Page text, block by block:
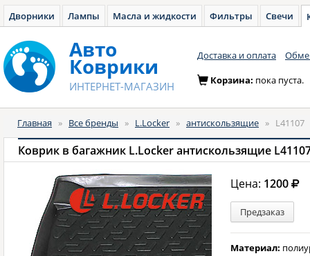
Дворники Лампы Масла и жидкости Фильтры Свечи
Авто
Коврики
ИНТЕРНЕТ-МАГАЗИН
Доставка и оплата
Корзина: пока пуста.
Главная » Все бренды » L.Locker » антискользящие » L41107
Коврик в багажник L.Locker антискользящие
Цена: 1200
Предзаказ
Материал: